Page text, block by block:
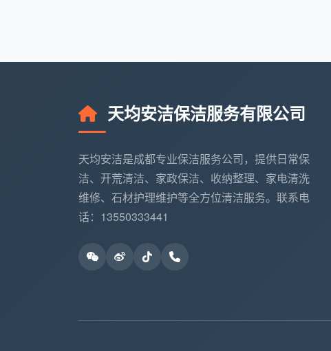
天均安洁保洁服务有限公司
天均安洁是成都专业保洁服务公司，提供日常保
洁、开荒清洁、家政保洁、收纳整理、家电清洗
维修、石材护理维护等全方位清洁服务。联系电
话：13550333441